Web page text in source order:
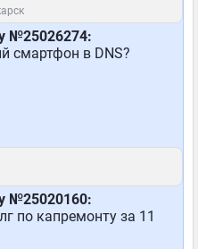
№25026274:
смартфон в DNS?
№25020160:
по капремонту за 11